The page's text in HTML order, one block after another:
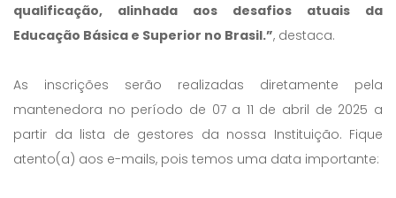
qualificação, alinhada aos desafios atuais da
Educação Básica e Superior no Brasil.”, destaca.
As inscrições serão realizadas diretamente pela
mantenedora no período de 07 a 11 de abril de 2025 a
partir da lista de gestores da nossa Instituição. Fique
atento(a) aos e-mails, pois temos uma data importante: